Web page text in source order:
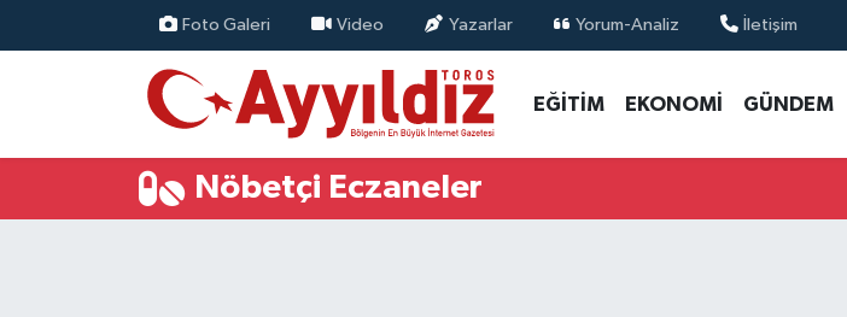
Foto Galeri Video Yazarlar Yorum-Analiz İletişim
EĞİTİM EKONOMİ GÜNDEM
Nöbetçi Eczaneler